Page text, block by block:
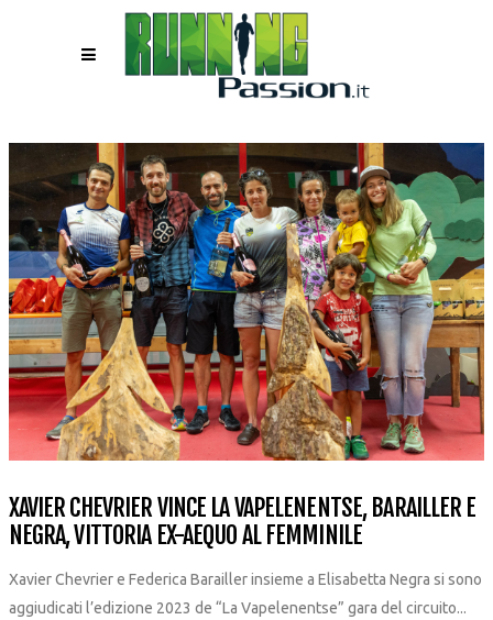
XAVIER CHEVRIER VINCE LA VAPELENENTSE, BARAILLER E
NEGRA, VITTORIA EX-AEQUO AL FEMMINILE
Xavier Chevrier e Federica Barailler insieme a Elisabetta Negra si sono
aggiudicati l’edizione 2023 de “La Vapelenentse” gara del circuito...